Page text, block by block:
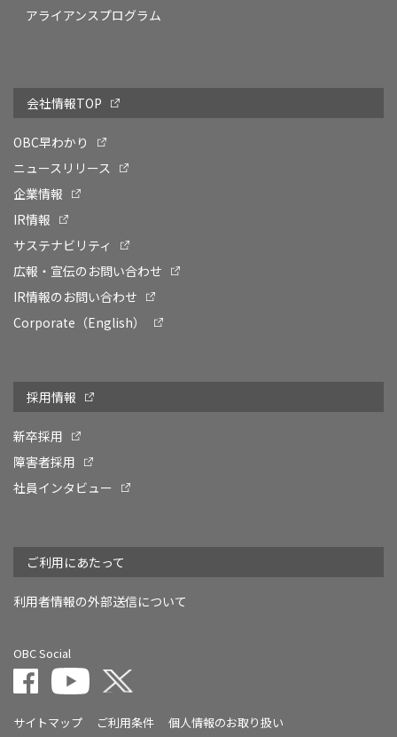
アライアンスプログラム
会社情報TOP
OBC早わかり
ニュースリリース
企業情報
IR情報
サステナビリティ
広報・宣伝のお問い合わせ
IR情報のお問い合わせ
Corporate（English）
採用情報
新卒採用
障害者採用
社員インタビュー
ご利用にあたって
利用者情報の外部送信について
OBC Social
サイトマップ ご利用条件 個人情報のお取り扱い